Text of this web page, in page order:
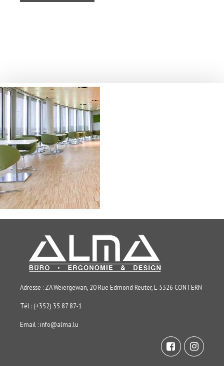
Adresse : ZA Weiergewan, 20 Rue Edmond Reuter, L-5326 CONTERN
Tél : (+352) 35 87 87-1
Email : info@alma.lu